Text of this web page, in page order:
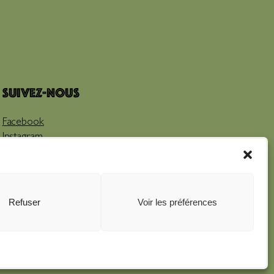
Refuser Voir les préférences
Suivez-nous
Facebook
Instagram